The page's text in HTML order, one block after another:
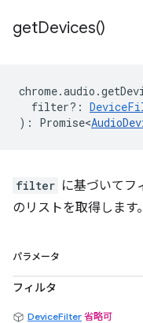
getDevices()
chrome.audio .
filter? :
) : Promise<
filter に基づいてフ
のリストを取得します。
パラメータ
フィルタ
DeviceFilter 省略可